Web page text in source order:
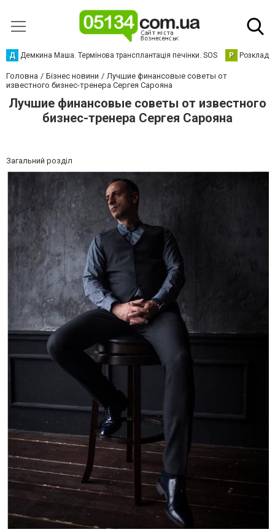
Д Демкина Маша. Термінова трансплантація печінки. SOS Р Розклад
Головна Бізнес новини
Лучшие финансовые советы от
известного бизнес-тренера Сергея Сарояна
Лучшие финансовые советы от известного
бизнес-тренера Сергея Сарояна
Загальний розділ